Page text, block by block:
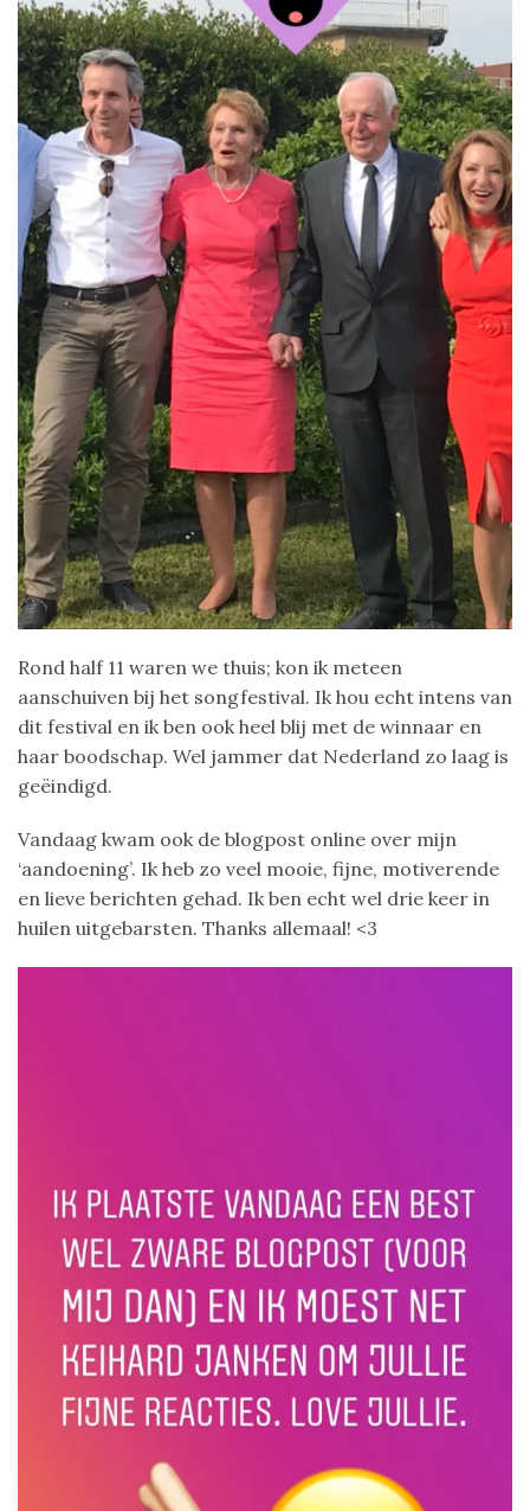
Rond half 11 waren we thuis; kon ik meteen
aanschuiven bij het songfestival. Ik hou echt intens van
dit festival en ik ben ook heel blij met de winnaar en
haar boodschap. Wel jammer dat Nederland zo laag is
geëindigd.
Vandaag kwam ook de blogpost online over mijn
‘aandoening’. Ik heb zo veel mooie, fijne, motiverende
en lieve berichten gehad. Ik ben echt wel drie keer in
huilen uitgebarsten. Thanks allemaal! <3